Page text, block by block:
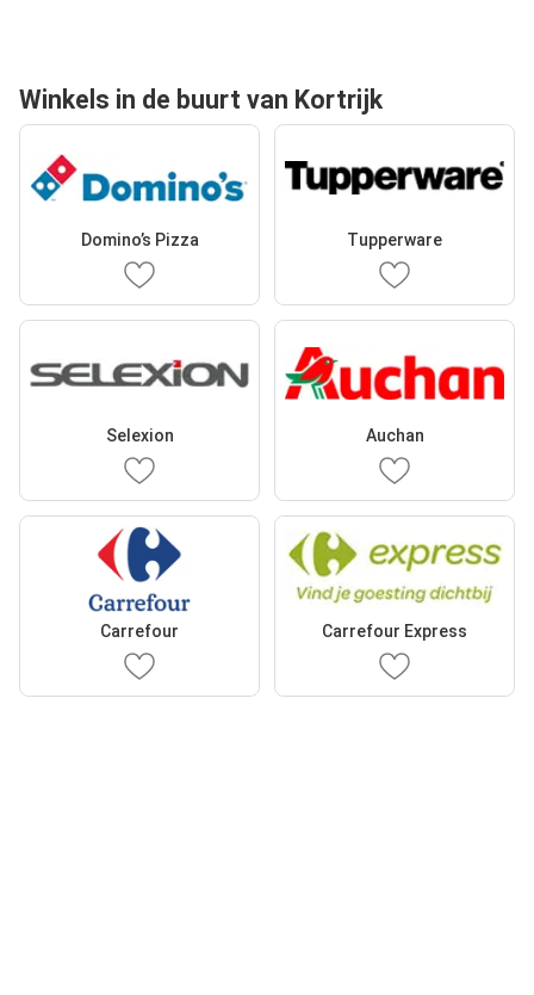
Winkels in de buurt van Kortrijk
Domino’s Pizza Tupperware
Selexion Auchan
Carrefour Carrefour Express